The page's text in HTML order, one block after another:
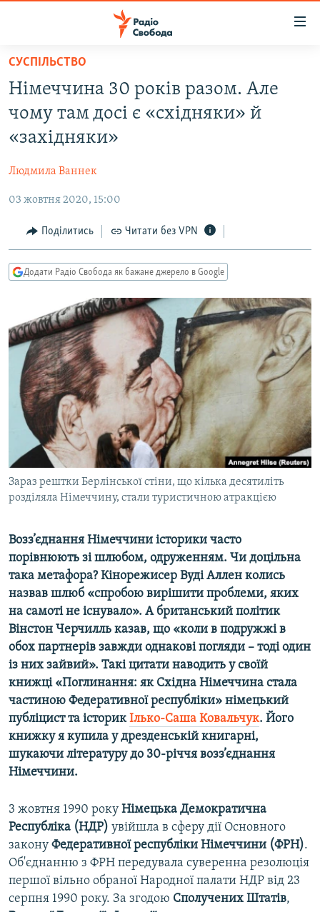
Перейти
основного
матеріалу
Перейти
до
основної
Перейти
пошуку
СТАТТІ
ЕКОНОМІКА
СУСПІЛЬСТВО
КУЛЬТУРА
УКРАЇНА
РОСІЙСЬКА «ФІЛЬТРАЦІЯ»
ДОНБАС.РЕАЛІЇ
КРИМ.РЕАЛІЇ
СХЕМИ
КИТАЙ.ВИКЛИКИ
МУЛЬТИМЕДІА
ФОТО
СПЕЦПРОЄКТИ
ПОДКАСТИ
КРИМ РЕАЛІЇ
РУС
УКР
ДОЛУЧАЙСЯ!
Усі сайти RFE/RL
СУСПІЛЬСТВО
Німеччина 30 років разом. Але
чому там досі є «східняки» й
«західняки»
Людмила Ваннек
03 жовтня 2020, 15:00
Поділитись Читати без VPN
Додати Радіо Свобода як бажане джерело в Google
Зараз рештки Берлінської стіни, що кілька десятиліть
розділяла Німеччину, стали туристичною атракцією
Возз’єднання Німеччини історики часто
порівнюють зі шлюбом, одруженням. Чи доцільна
така метафора? Кінорежисер Вуді Аллен колись
назвав шлюб «спробою вирішити проблеми, яких
на самоті не існувало». А британський політик
Вінстон Черчилль казав, що «коли в подружжі в
обох партнерів завжди однакові погляди – тоді один
із них зайвий». Такі цитати наводить у своїй
книжці «Поглинання: як Східна Німеччина стала
частиною Федеративної республіки» німецький
публіцист та історикІлько-Саша Ковальчук. Його
книжку я купила у дрезденській книгарні,
шукаючи літературу до 30-річчя возз’єднання
Німеччини.
3 жовтня 1990 року Німецька Демократична
Республіка (НДР) увійшла в сферу дії Основного
закону Федеративної республіки Німеччини (ФРН).
Об'єднанню з ФРН передувала суверенна резолюція
першої вільно обраної Народної палати НДР від 23
серпня 1990 року. За згодою Сполучених Штатів,